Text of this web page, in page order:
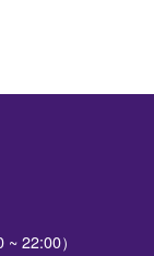
22:00）